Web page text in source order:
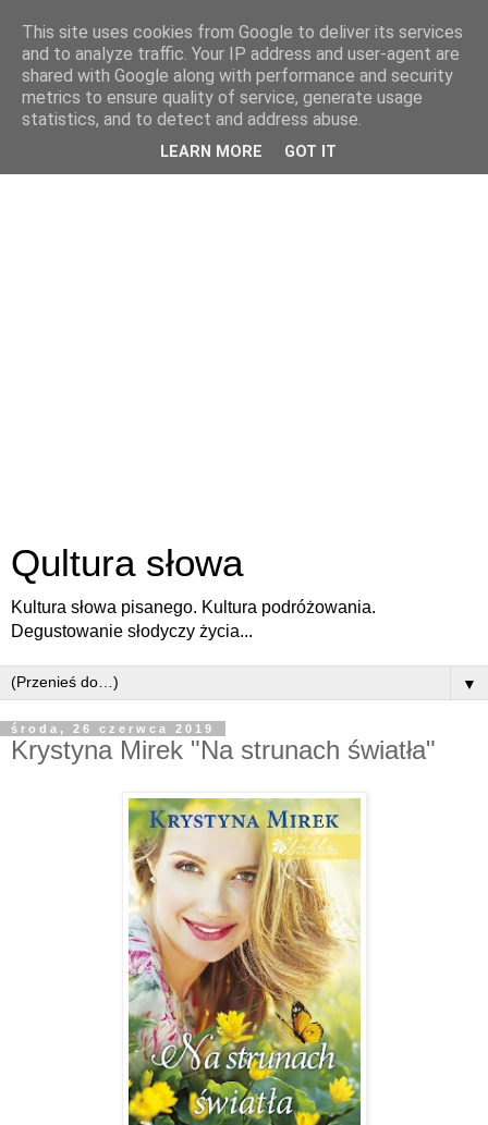
Qultura słowa
Kultura słowa pisanego. Kultura podróżowania.
Degustowanie słodyczy życia...
▼
środa, 26 czerwca 2019
Krystyna Mirek "Na strunach światła"
This site uses cookies from Google to deliver its services
and to analyze traffic. Your IP address and user-agent are
shared with Google along with performance and security
metrics to ensure quality of service, generate usage
statistics, and to detect and address abuse.
LEARN MORE GOT IT